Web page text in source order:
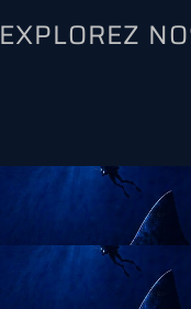
EXPLOREZ